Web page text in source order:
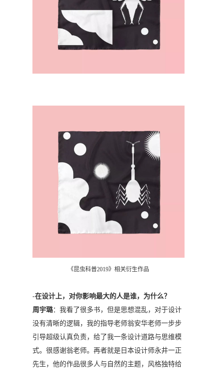
《昆虫科普2019》相关衍生作品
-在设计上，对你影响最大的人是谁，为什么？
周宇璐：我看了很多书，但是思想混乱，对于设计
没有清晰的逻辑，我的指导老师翁安华老师一步步
引导超级认真负责，给了我一条设计道路与思维模
式。很感谢翁老师。再者就是日本设计师永井一正
先生，他的作品很多人与自然的主题，风格独特给